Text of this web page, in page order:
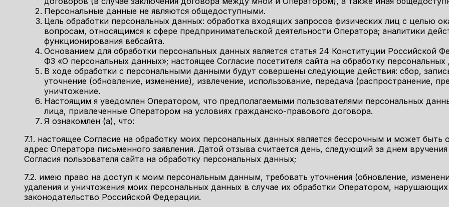
Персональные данные не являются общедоступными.
Цель обработки персональных данных: обработка входящих запросов физических лиц с целью
вопросам, относящимся к сфере предпринимательской деятельности Оператора; аналитики
функционирования вебсайта.
Основанием для обработки персональных данных является статья 24 Конституции Российской
ФЗ «О персональных данных»; настоящее Согласие посетителя сайта на обработку персональных
В ходе обработки с персональными данными будут совершены следующие действия: сбор,
уточнение (обновление, изменение), извлечение, использование, передача (распространение,
уничтожение.
Настоящим я уведомлен Оператором, что предполагаемыми пользователями персональных
лица, привлеченные Оператором на условиях гражданско-правового договора.
Я ознакомлен (а), что:
7.1. настоящее Согласие на обработку моих персональных данных является бессрочным и может
адрес Оператора письменного заявления. Датой отзыва считается день, следующий за днем
Согласия пользователя сайта на обработку персональных данных;
7.2. имею право на доступ к моим персональным данным, требовать уточнения (обновление,
удаления и уничтожения моих персональных данных в случае их обработки Оператором,
законодательство Российской Федерации.